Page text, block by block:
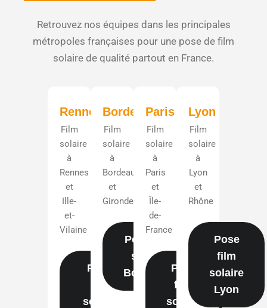
Retrouvez nos équipes dans les principales
métropoles françaises pour une pose de film
solaire de qualité partout en France.
Rennes
Film
solaire
à
Rennes
et
Ille-
et-
Vilaine
Pose
film
solaire
Bordeaux
Film
solaire
à
Bordeaux
et
Gironde
Pose film
solaire
Bordeaux
Paris
Film
solaire
à
Paris
et
Île-
de-
France
Pose
film
solaire
Lyon
Film
solaire
à
Lyon
et
Rhône
Pose
film
solaire
Lyon